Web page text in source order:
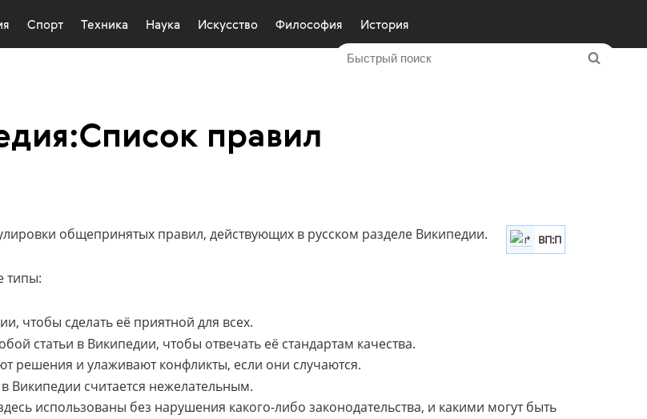
Спорт Техника Наука Искусство Философия История
правил
ВП:П
общепринятых правил, действующих в русском разделе Википедии.
типы:
чтобы сделать её приятной для всех.
статьи в Википедии, чтобы отвечать её стандартам качества.
решения и улаживают конфликты, если они случаются.
в Википедии считается нежелательным.
использованы без нарушения какого-либо законодательства, и какими могут быть